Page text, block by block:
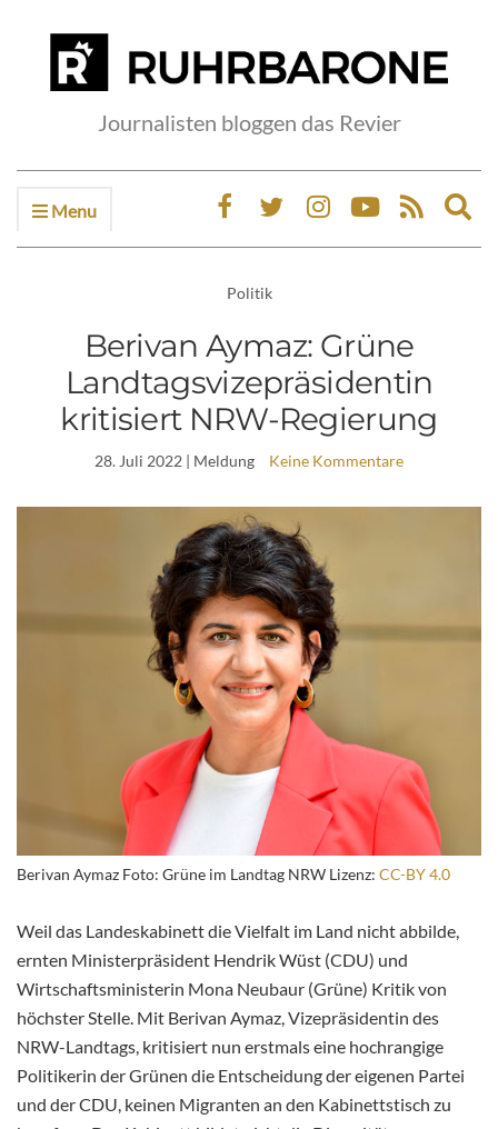
Journalisten bloggen das Revier
Menu
Politik
Berivan Aymaz: Grüne
Landtagsvizepräsidentin
kritisiert NRW-Regierung
28. Juli 2022 | Meldung Keine Kommentare
Berivan Aymaz Foto: Grüne im Landtag NRW Lizenz: CC-BY 4.0
Weil das Landeskabinett die Vielfalt im Land nicht abbilde,
ernten Ministerpräsident Hendrik Wüst (CDU) und
Wirtschaftsministerin Mona Neubaur (Grüne) Kritik von
höchster Stelle. Mit Berivan Aymaz, Vizepräsidentin des
NRW-Landtags, kritisiert nun erstmals eine hochrangige
Politikerin der Grünen die Entscheidung der eigenen Partei
und der CDU, keinen Migranten an den Kabinettstisch zu